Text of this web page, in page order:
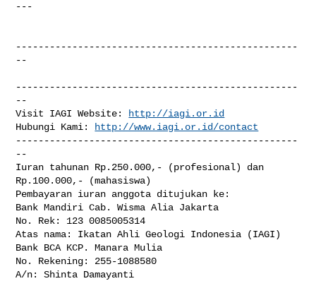
---
--------------------------------------------------
--
--------------------------------------------------
--
Visit IAGI Website:
http://iagi.or.id
Hubungi Kami:
http://www.iagi.or.id/contact
--------------------------------------------------
--
Iuran tahunan Rp.250.000,- (profesional) dan
Rp.100.000,- (mahasiswa)
Pembayaran iuran anggota ditujukan ke:
Bank Mandiri Cab. Wisma Alia Jakarta
No. Rek: 123 0085005314
Atas nama: Ikatan Ahli Geologi Indonesia (IAGI)
Bank BCA KCP. Manara Mulia
No. Rekening: 255-1088580
A/n: Shinta Damayanti